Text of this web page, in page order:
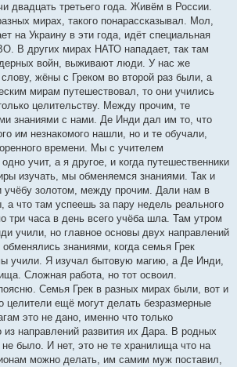
двадцать третьего года. Живём в России.
мирах, такого понарассказывал. Мол,
на Украину в эти года, идёт специальная
В других мирах НАТО нападает, так там
войн, выживают люди. У нас же
жёны с Греком во второй раз были, а
мирам путешествовал, то они учились
целительству. Между прочим, те
знаниями с нами. Де Инди дал им то, что
им незнакомого нашли, но и те обучали,
времени. Мы с учителем
учит, а я другое, и когда путешественники
изучать, мы обменяемся знаниями. Так и
учёбу золотом, между прочим. Дали нам в
а что там успеешь за пару недель реального
три часа в день всего учёба шла. Там утром
учили, но главное основы двух направлений
знаниями, когда семья Грек
учили. Я изучал бытовую магию, а Де Инди,
Сложная работа, но тот освоил.
Семья Грек в разных мирах были, вот и
целители ещё могут делать безразмерные
это не дано, именно что только
направлений развития их Дара. В родных
не было. И нет, это не те хранилища что на
можно делать, им самим муж поставил,